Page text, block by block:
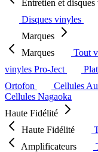
Entretien et
Disques vinyles
Marques
Marques
Tout
vinyles Pro-Ject
Ortofon
Cellules
Cellules Nagaoka
Haute Fidélité
Haute Fidélité
Amplificateurs